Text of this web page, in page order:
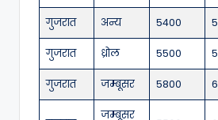
गुजरात अन्य 5400
गुजरात ध्रोल 5500
गुजरात जम्बूसर 5800
जम्बूसर